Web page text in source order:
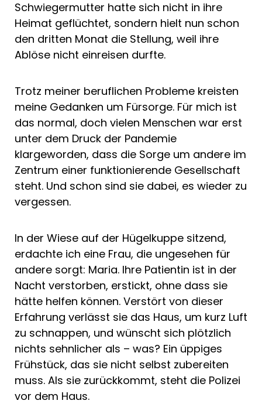
Schwiegermutter hatte sich nicht in ihre
Heimat geflüchtet, sondern hielt nun schon
den dritten Monat die Stellung, weil ihre
Ablöse nicht einreisen durfte.
Trotz meiner beruflichen Probleme kreisten
meine Gedanken um Fürsorge. Für mich ist
das normal, doch vielen Menschen war erst
unter dem Druck der Pandemie
klargeworden, dass die Sorge um andere im
Zentrum einer funktionierende Gesellschaft
steht. Und schon sind sie dabei, es wieder zu
vergessen.
In der Wiese auf der Hügelkuppe sitzend,
erdachte ich eine Frau, die ungesehen für
andere sorgt: Maria. Ihre Patientin ist in der
Nacht verstorben, erstickt, ohne dass sie
hätte helfen können. Verstört von dieser
Erfahrung verlässt sie das Haus, um kurz Luft
zu schnappen, und wünscht sich plötzlich
nichts sehnlicher als – was? Ein üppiges
Frühstück, das sie nicht selbst zubereiten
muss. Als sie zurückkommt, steht die Polizei
vor dem Haus.